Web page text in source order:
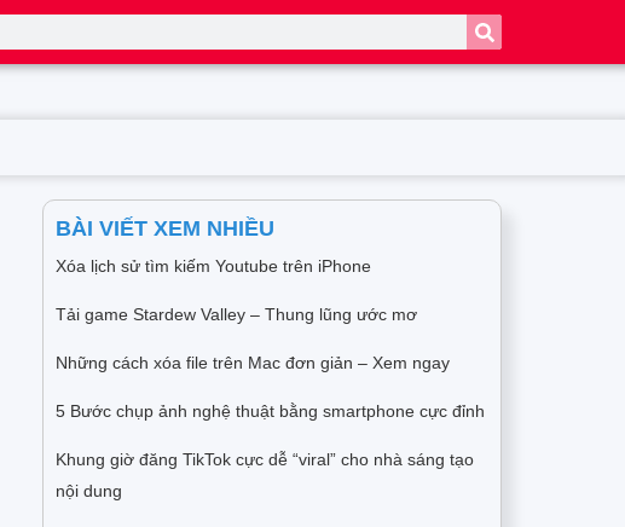
BÀI VIẾT XEM NHIỀU
Xóa lịch sử tìm kiếm Youtube trên iPhone
Tải game Stardew Valley – Thung lũng ước mơ
Những cách xóa file trên Mac đơn giản – Xem ngay
5 Bước chụp ảnh nghệ thuật bằng smartphone cực đỉnh
Khung giờ đăng TikTok cực dễ “viral” cho nhà sáng tạo
nội dung